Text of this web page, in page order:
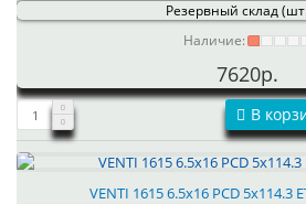
Резервный склад
Наличие:
7620р.
В
VENTI 1615 6.5x16 PCD 5x114.3